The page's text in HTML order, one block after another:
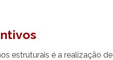
estruturais é a realização de